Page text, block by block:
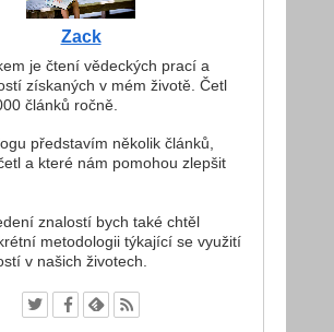
Zack
je čtení vědeckých prací a
získaných v mém životě. Četl
článků ročně.
představím několik článků,
a které nám pomohou zlepšit
znalostí bych také chtěl
metodologii týkající se využití
v našich životech.